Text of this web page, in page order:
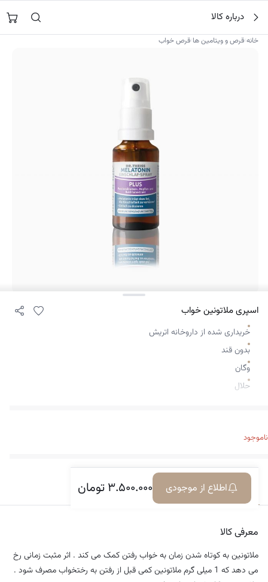
محتوا
جستجو در
درباره کالا
خانه›قرص و ویتامین ها›قرص خواب
اسپری ملاتونین خواب
خریداری شده از داروخانه اتریش
بدون قند
وگان
حلال
ناموجود
۳.۵۰۰.۰۰۰تومان اطلاع از موجودیمعرفی کالا دیدگاه‌ها
معرفی کالا
ملاتونین به کوتاه شدن زمان به خواب رفتن کمک می کند . اثر مثبت زمانی رخ
می دهد که 1 میلی گرم ملاتونین کمی قبل از رفتن به رختخواب مصرف شود .